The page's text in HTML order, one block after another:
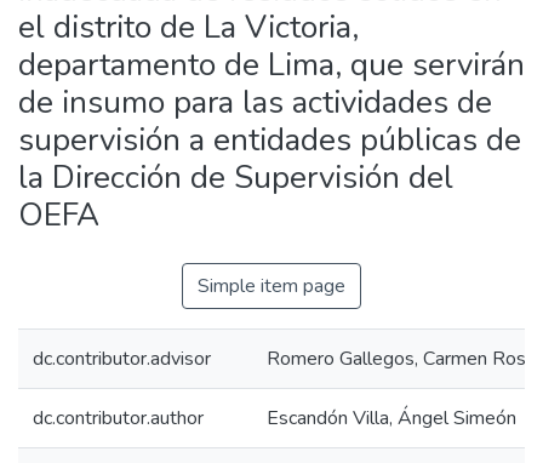
el distrito de La Victoria,
departamento de Lima, que servirán
de insumo para las actividades de
supervisión a entidades públicas de
la Dirección de Supervisión del
OEFA
Simple item page
dc.contributor.advisor Romero Gallegos, Carmen Rosa
dc.contributor.author Escandón Villa, Ángel Simeón